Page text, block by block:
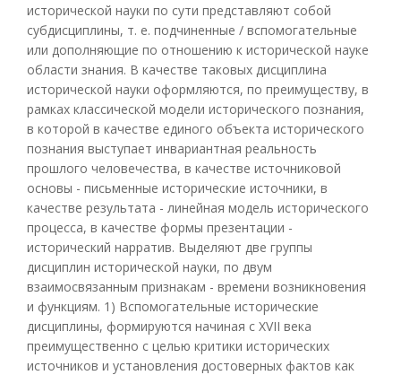
исторической науки по сути представляют собой
субдисциплины, т. е. подчиненные / вспомогательные
или дополняющие по отношению к исторической науке
области знания. В качестве таковых дисциплина
исторической науки оформляются, по преимуществу, в
рамках классической модели исторического познания,
в которой в качестве единого объекта исторического
познания выступает инвариантная реальность
прошлого человечества, в качестве источниковой
основы - письменные исторические источники, в
качестве результата - линейная модель исторического
процесса, в качестве формы презентации -
исторический нарратив. Выделяют две группы
дисциплин исторической науки, по двум
взаимосвязанным признакам - времени возникновения
и функциям. 1) Вспомогательные исторические
дисциплины, формируются начиная с XVII века
преимущественно с целью критики исторических
источников и установления достоверных фактов как